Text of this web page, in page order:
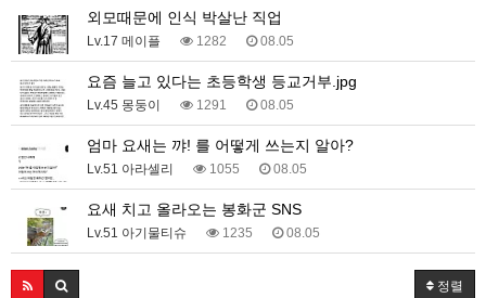
외모때문에 인식 박살난 직업
Lv.17 메이플 1282 08.05
요즘 늘고 있다는 초등학생 등교거부.jpg
Lv.45 몽둥이 1291 08.05
엄마 요새는 꺄! 를 어떻게 쓰는지 알아?
Lv.51 아라셀리 1055 08.05
요새 치고 올라오는 봉화군 SNS
Lv.51 아기물티슈 1235 08.05
정렬